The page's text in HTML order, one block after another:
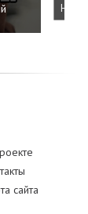
сайта